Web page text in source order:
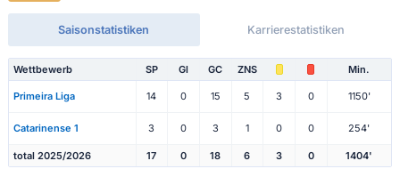
Saisonstatistiken Karrierestatistiken
Wettbewerb SP Gl GC ZNS Min.
Primeira Liga 14 0 15 5 3 0 1150'
Catarinense 1 3 0 3 1 0 0 254'
total 2025/2026 17 0 18 6 3 0 1404'